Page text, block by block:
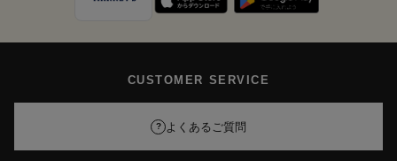
CUSTOMER SERVICE
? よくあるご質問